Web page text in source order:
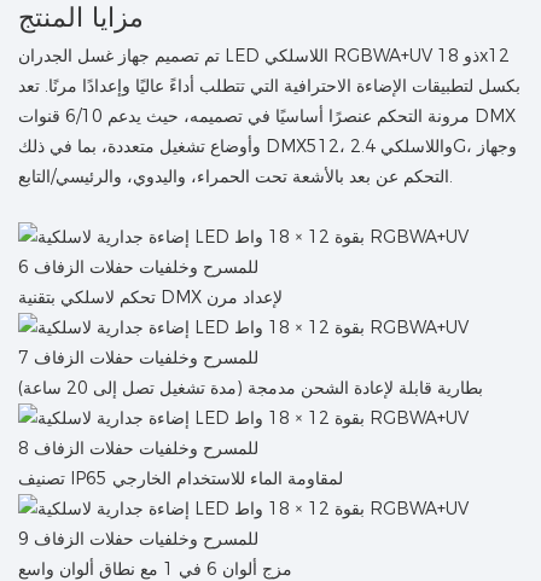
مزايا المنتج
تم تصميم جهاز غسل الجدران LED اللاسلكي RGBWA+UV ذو 18x12
بكسل لتطبيقات الإضاءة الاحترافية التي تتطلب أداءً عاليًا وإعدادًا مرنًا. تعد
مرونة التحكم عنصرًا أساسيًا في تصميمه، حيث يدعم 6/10 قنوات DMX
وأوضاع تشغيل متعددة، بما في ذلك DMX512، واللاسلكي 2.4G، وجهاز
التحكم عن بعد بالأشعة تحت الحمراء، واليدوي، والرئيسي/التابع.
تحكم لاسلكي بتقنية DMX لإعداد مرن
بطارية قابلة لإعادة الشحن مدمجة (مدة تشغيل تصل إلى 20 ساعة)
تصنيف IP65 لمقاومة الماء للاستخدام الخارجي
مزج ألوان 6 في 1 مع نطاق ألوان واسع